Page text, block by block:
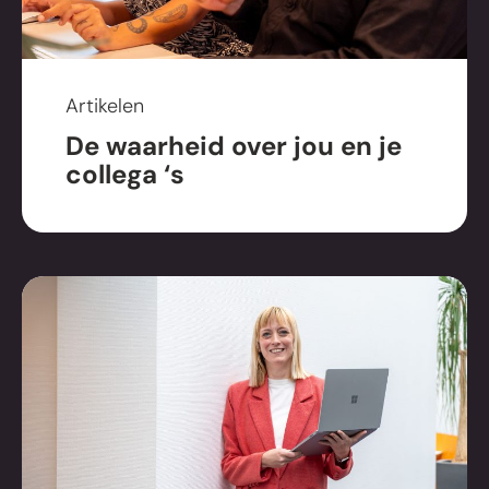
Artikelen
De waarheid over jou en je
collega ‘s
Vrijblijvend
sparren over jouw
merk en